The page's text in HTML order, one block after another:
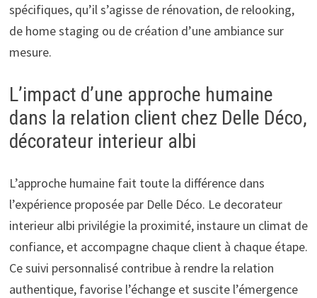
spécifiques, qu’il s’agisse de rénovation, de relooking,
de home staging ou de création d’une ambiance sur
mesure.
L’impact d’une approche humaine
dans la relation client chez Delle Déco,
décorateur interieur albi
L’approche humaine fait toute la différence dans
l’expérience proposée par Delle Déco. Le decorateur
interieur albi privilégie la proximité, instaure un climat de
confiance, et accompagne chaque client à chaque étape.
Ce suivi personnalisé contribue à rendre la relation
authentique, favorise l’échange et suscite l’émergence